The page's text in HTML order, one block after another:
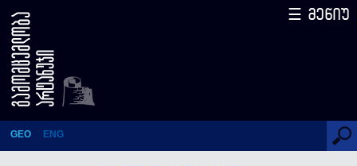
გიორგი ჭკადუა
GEO ENG
☰ მენიუ